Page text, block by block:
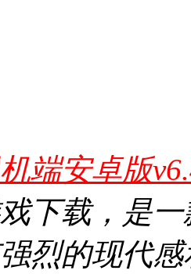
端安卓版
下载，是
烈的现代